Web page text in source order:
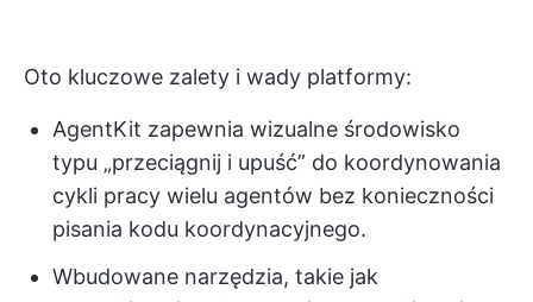
Oto kluczowe zalety i wady platformy:
AgentKit zapewnia wizualne środowisko
typu „przeciągnij i upuść” do koordynowania
cykli pracy wielu agentów bez konieczności
pisania kodu koordynacyjnego.
Wbudowane narzędzia, takie jak